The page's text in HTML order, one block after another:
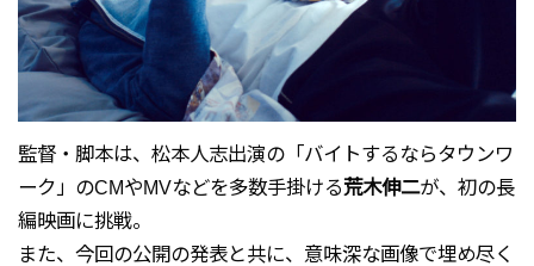
監督・脚本は、松本人志出演の「バイトするならタウンワ
ーク」のCMやMVなどを多数手掛ける荒木伸二が、初の長
編映画に挑戦。
また、今回の公開の発表と共に、意味深な画像で埋め尽く